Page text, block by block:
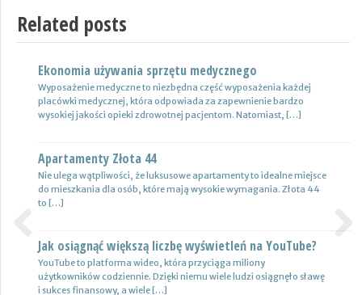
Related posts
Ekonomia używania sprzętu medycznego
Wyposażenie medyczne to niezbędna część wyposażenia każdej
placówki medycznej, która odpowiada za zapewnienie bardzo
wysokiej jakości opieki zdrowotnej pacjentom. Natomiast, […]
Apartamenty Złota 44
Nie ulega wątpliwości, że luksusowe apartamenty to idealne miejsce
do mieszkania dla osób, które mają wysokie wymagania. Złota 44
to […]
Jak osiągnąć większą liczbę wyświetleń na YouTube?
YouTube to platforma wideo, która przyciąga miliony
użytkowników codziennie. Dzięki niemu wiele ludzi osiągnęło sławę
i sukces finansowy, a wiele […]
Nowoczesne lampy
Nie ulega wątpliwości, że do pojazdów powinno być dobrane
oświetlenie wysokiej jakości, które zapewni wysoki poziom
bezpieczeństwa oraz podniesie komfort […]
Wynajem samochodów i naczep – usługi
Z całą pewnością firmy transportowe spedycyjne czy także
logistyczne potrzebują przede wszystkim nowoczesnej floty aut,
które są gotowe do pracy. […]
Certyfikat uprawnień w branży budowlanej
Uprawnienia w biznesie budowlanej dotyczą różnych specjalności.
Jest to specjalność architektoniczna, niemniej jednak również
konstrukcyjno-budowlana, inżynieryjna oraz instalacyjna. Warto
Previous